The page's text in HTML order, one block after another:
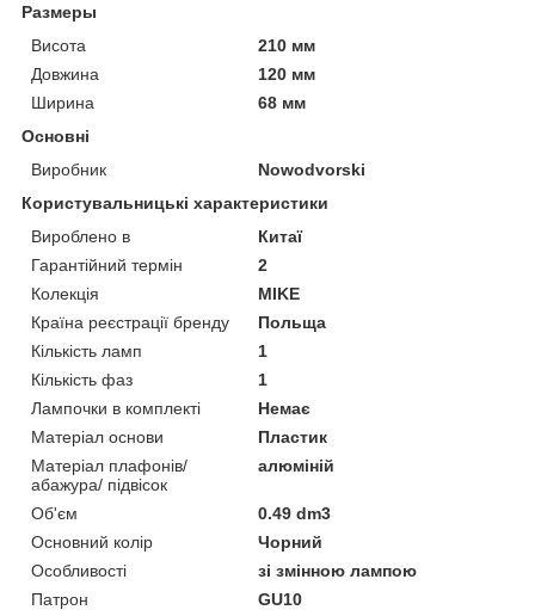
Размеры
Висота
210 мм
Довжина
120 мм
Ширина
68 мм
Основні
Виробник
Nowodvorski
Користувальницькі характеристики
Вироблено в
Китаї
Гарантійний термін
2
Колекція
MIKE
Країна реєстрації бренду
Польща
Кількість ламп
1
Кількість фаз
1
Лампочки в комплекті
Немає
Матеріал основи
Пластик
Матеріал плафонів/
абажура/ підвісок
алюміній
Об'єм
0.49 dm3
Основний колір
Чорний
Особливості
зі змінною лампою
Патрон
GU10